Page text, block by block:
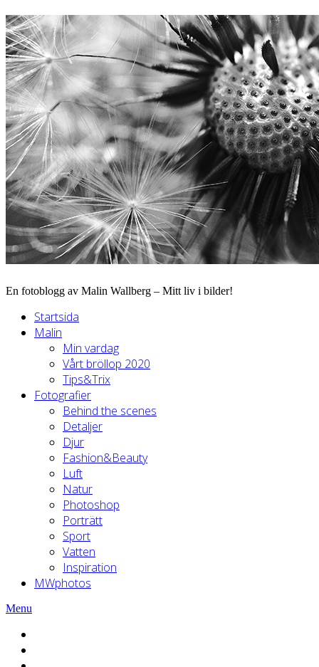
En fotoblogg av Malin Wallberg – Mitt liv i bilder!
Startsida
Malin
Min vardag
Vårt bröllop 2020
Tips&Trix
Fotografier
Behind the scenes
Detaljer
Djur
Fashion&Beauty
Luft
Natur
Photoshop
Porträtt
Sport
Vatten
Inspiration
MWphotos
Menu